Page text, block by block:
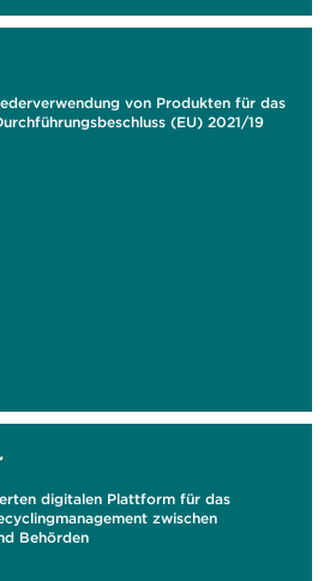
von Produkten für das
(EU) 2021/19
digitalen Plattform für das
zwischen
Behörden